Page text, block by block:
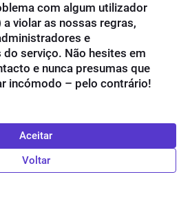
com algum utilizador
a violar as nossas regras,
e
serviço. Não hesites em
e nunca presumas que
incómodo – pelo contrário!
Aceitar
Voltar